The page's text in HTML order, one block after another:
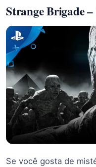
Strange Brigade
Se você gosta de